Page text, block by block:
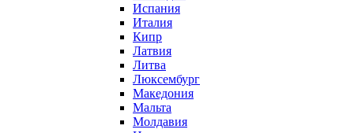
Испания
Италия
Кипр
Латвия
Литва
Люксембург
Македония
Мальта
Молдавия